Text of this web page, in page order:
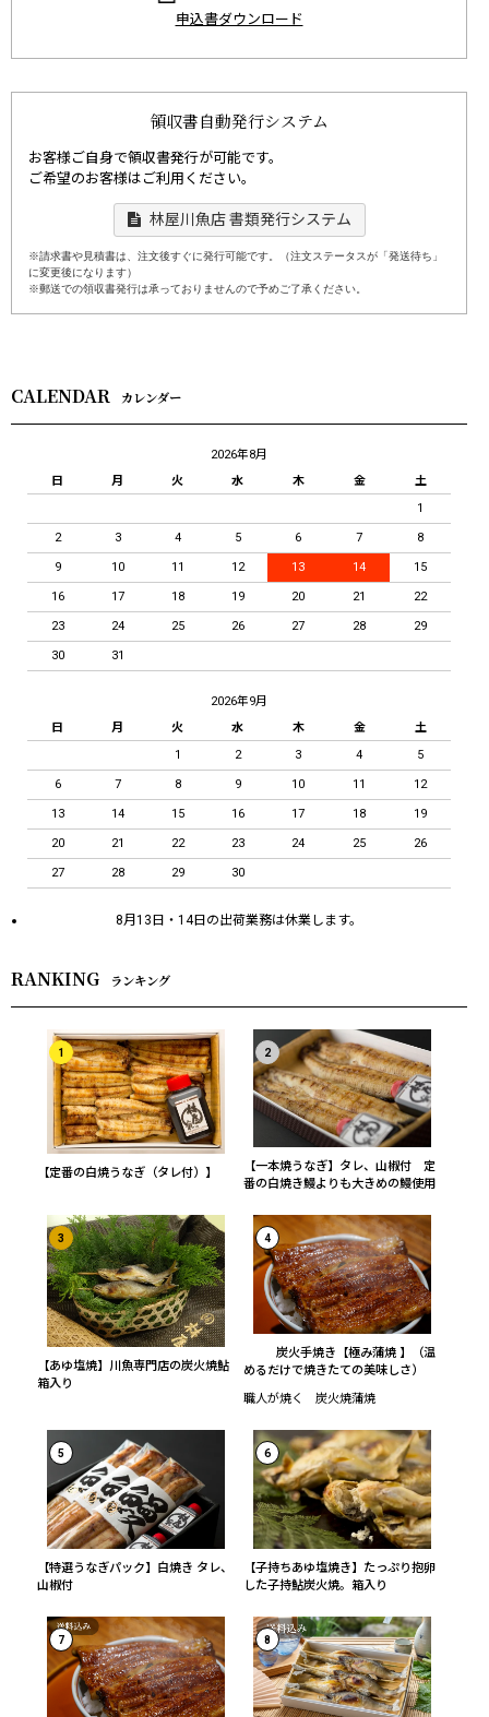
申込書ダウンロード
領収書自動発行システム
お客様ご自身で領収書発行が可能です。
ご希望のお客様はご利用ください。
林屋川魚店 書類発行システム
※請求書や見積書は、注文後すぐに発行可能です。（注文ステータスが「発送待ち」
に変更後になります）
※郵送での領収書発行は承っておりませんので予めご了承ください。
CALENDAR カレンダー
2026年8月
日
月 火 水 木 金
土
1
2 3 4 5 6 7 8
9 10 11 12 13 14 15
16 17 18 19 20 21 22
23 24 25 26 27 28 29
30 31
2026年9月
日
月 火 水 木 金
土
1
2 3 4 5
6 7 8 9 10 11 12
13 14 15 16 17 18 19
20 21 22 23 24 25 26
27 28 29 30
8月13日・14日の出荷業務は休業します。
RANKING ランキング
1
【定番の白焼うなぎ（タレ付）】
2
【一本焼うなぎ】タレ、山椒付 定
番の白焼き鰻よりも大きめの鰻使用
3
【あゆ塩焼】川魚専門店の炭火焼鮎
箱入り
4
炭火手焼き【極み蒲焼 】（温
めるだけで焼きたての美味しさ）
職人が焼く 炭火焼蒲焼
5
【特選うなぎパック】白焼き タレ、
山椒付
6
【子持ちあゆ塩焼き】たっぷり抱卵
した子持鮎炭火焼。箱入り
7 8